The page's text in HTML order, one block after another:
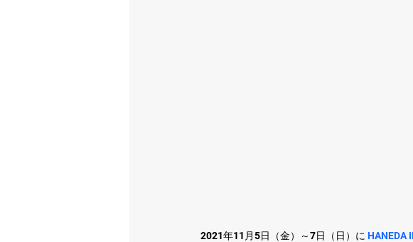
2021年11月5日（金）～7日（日）に HANEDA